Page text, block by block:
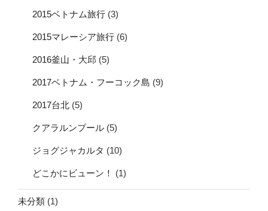
2015ベトナム旅行 (3)
2015マレーシア旅行 (6)
2016釜山・大邱 (5)
2017ベトナム・フーコック島 (9)
2017台北 (5)
クアラルンプール (5)
ジョグジャカルタ (10)
どこかにビューン！ (1)
未分類 (1)